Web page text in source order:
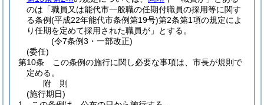
のは「職員又は能代市一般職の任期付職員の採用等に関す
る条例(平成22年能代市条例第19号)第2条第1項の規定によ
り任期を定めて採用された職員が」とする。
(令7条例3・一部改正)
(委任)
第10条
この条例の施行に関し必要な事項は、市長が規則で
定める。
附 則
(施行期日)